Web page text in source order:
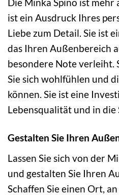
Die Minka Spino ist mehr
ist ein Ausdruck Ihres
Liebe zum Detail. Sie ist
das Ihren Außenbereich
besondere Note verleiht.
Sie sich wohlfühlen und
können. Sie ist eine
Lebensqualität und in die
Gestalten Sie Ihren
Lassen Sie sich von der
und gestalten Sie Ihren
Schaffen Sie einen Ort,